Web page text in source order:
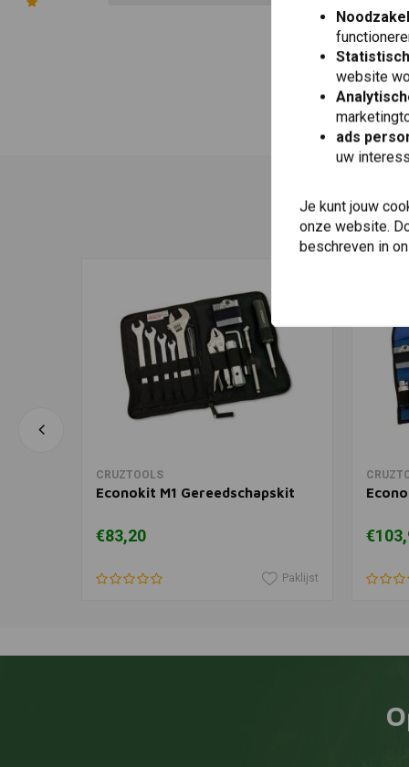
In winkelwagen
CRUZTOOLS
Econokit M1 Gereedschapskit
€83,20
Paklijst
website
ads
uw
Je kunt jouw
onze website.
beschreven in